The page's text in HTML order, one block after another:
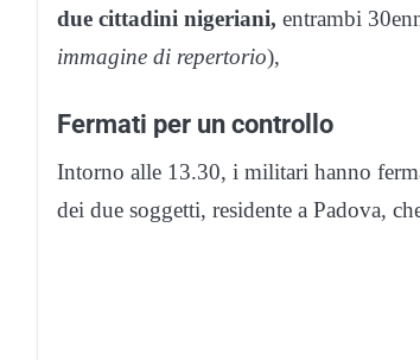
due cittadini nigeriani, entrambi
immagine di repertorio),
Fermati per un controllo
Intorno alle 13.30, i militari hanno
dei due soggetti, residente a Padova,